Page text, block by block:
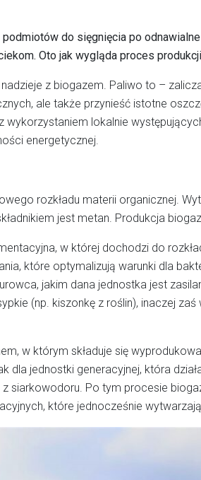
do sięgnięcia po
Oto jak wygląda proces
z biogazem. Paliwo to –
ale także przynieść istotne
lokalnie
energetycznej.
rozkładu materii organicznej.
jest metan. Produkcja
w której dochodzi do
które optymalizują warunki dla
jakim dana jednostka jest
(np. kiszonkę z roślin), inaczej zaś
w którym składuje się
dla jednostki generacyjnej, która
siarkowodoru. Po tym procesie
które jednocześnie